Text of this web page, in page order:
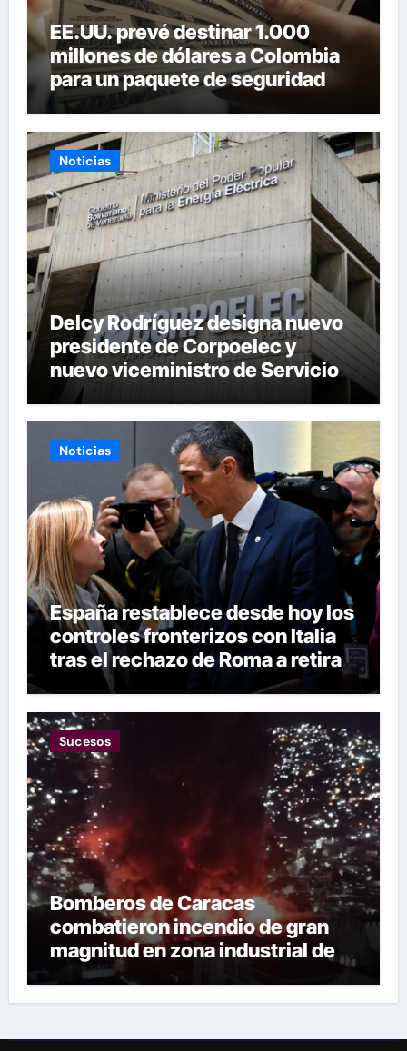
EE.UU. prevé destinar 1.000
millones de dólares a Colombia
para un paquete de seguridad
Noticias
Delcy Rodríguez designa nuevo
presidente de Corpoelec y
nuevo viceministro de Servicios
Eléctricos
Noticias
España restablece desde hoy los
controles fronterizos con Italia
tras el rechazo de Roma a retirar
las restricciones
Sucesos
Bomberos de Caracas
combatieron incendio de gran
magnitud en zona industrial de El
Llanito